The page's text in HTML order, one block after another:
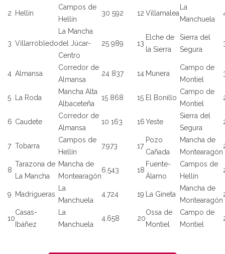
2 Hellín
Campos de
Hellín
30 592 12 Villamalea
La
Manchuela
3 Villarrobledo
La Mancha
del Júcar-
Centro
25 989 13
Elche de
la Sierra
Sierra del
Segura
4 Almansa
Corredor de
Almansa
24 837 14 Munera
Campo de
Montiel
5 La Roda
Mancha Alta
Albaceteña
15 868 15 El Bonillo
Campo de
Montiel
6 Caudete
Corredor de
Almansa
10 163 16Yeste
Sierra del
Segura
7 Tobarra
Campos de
Hellín
7.973 17
Pozo
Cañada
Mancha de
Montearagón
8
Tarazona de
La Mancha
Mancha de
Montearagón
6.543 18
Fuente-
Álamo
Campos de
Hellín
9 Madrigueras
La
Manchuela
4.724 19 La Gineta
Mancha de
Montearagón
10
Casas-
Ibáñez
La
Manchuela
4.658 20
Ossa de
Montiel
Campo de
Montiel